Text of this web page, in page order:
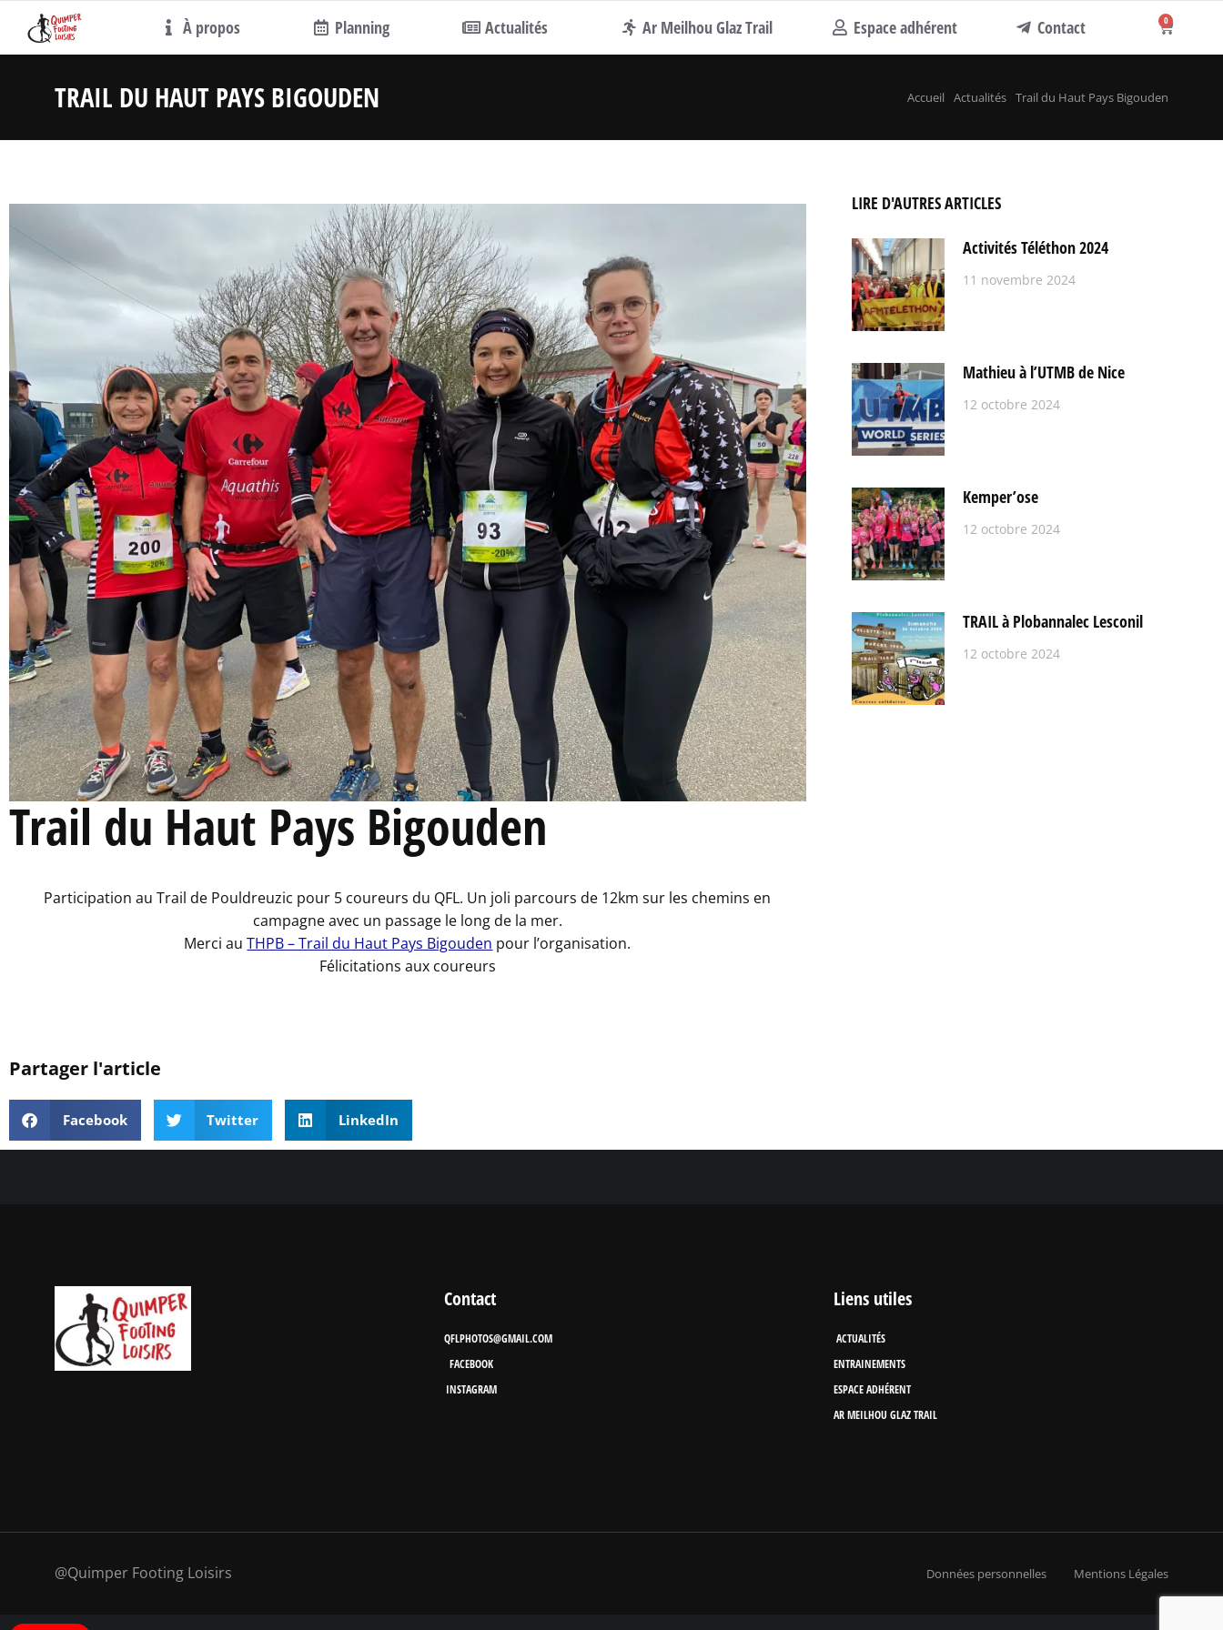
À propos Planning Actualités Ar Meilhou Glaz Trail Espace adhérent Contact 0
TRAIL DU HAUT PAYS BIGOUDEN Accueil Actualités Trail du Haut Pays Bigouden
Trail du Haut Pays Bigouden
Participation au Trail de Pouldreuzic pour 5 coureurs du QFL. Un joli parcours de 12km sur les chemins en
campagne avec un passage le long de la mer.
Merci auTHPB – Trail du Haut Pays Bigouden pour l’organisation.
Félicitations aux coureurs
LIRE D'AUTRES ARTICLES
Activités Téléthon 2024
11 novembre 2024
Mathieu à l’UTMB de Nice
12 octobre 2024
Kemper’ose
12 octobre 2024
TRAIL à Plobannalec Lesconil
12 octobre 2024
Partager l'article
Facebook Twitter LinkedIn
Contact
QFLPHOTOS@GMAIL.COM
FACEBOOK
INSTAGRAM
Liens utiles
ACTUALITÉS
ENTRAINEMENTS
ESPACE ADHÉRENT
AR MEILHOU GLAZ TRAIL
@Quimper Footing Loisirs Données personnelles Mentions Légales